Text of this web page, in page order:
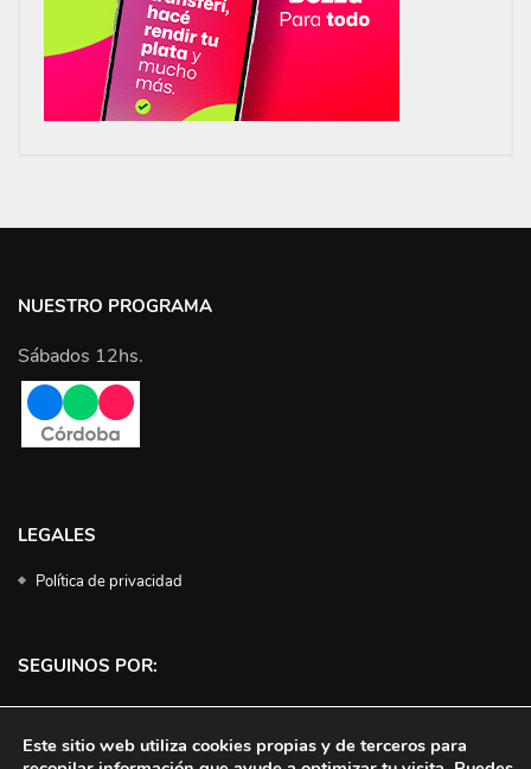
NUESTRO PROGRAMA
Sábados 12hs.
LEGALES
Política de privacidad
SEGUINOS POR:
Este sitio web utiliza cookies propias y de terceros para